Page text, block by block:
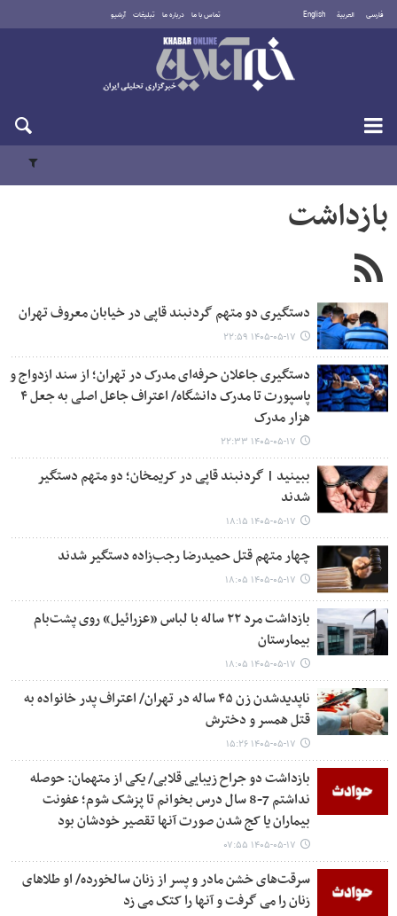
فارسی العربية English تماس با ما درباره ما تبلیغات آرشیو
یکشنبه ۱۸ مرداد ۱۴۰۵
بازداشت
دستگیری دو متهم گردنبند قاپی در خیابان معروف تهران
۱۴۰۵-۰۵-۱۷ ۲۲:۵۹
دستگیری جاعلان حرفه‌ای مدرک در تهران؛ از سند ازدواج و
پاسپورت تا مدرک دانشگاه/ اعتراف جاعل اصلی به جعل ۴
هزار مدرک
۱۴۰۵-۰۵-۱۷ ۲۲:۳۳
ببینید | گردنبند قاپی در کریمخان؛ دو متهم دستگیر
شدند
۱۴۰۵-۰۵-۱۷ ۱۸:۱۵
چهار متهم قتل حمیدرضا رجب‌زاده دستگیر شدند
۱۴۰۵-۰۵-۱۷ ۱۸:۰۵
بازداشت مرد ۲۲ ساله با لباس «عزرائیل» روی پشت‌بام
بیمارستان
۱۴۰۵-۰۵-۱۷ ۱۸:۰۵
ناپدیدشدن زن ۴۵ ساله در تهران/ اعتراف پدر خانواده به
قتل همسر و دخترش
۱۴۰۵-۰۵-۱۷ ۱۵:۲۶
بازداشت دو جراح زیبایی قلابی/ یکی از متهمان: حوصله
نداشتم 7-8 سال درس بخوانم تا پزشک شوم؛ عفونت
بیماران یا کج شدن صورت آنها تقصیر خودشان بود
۱۴۰۵-۰۵-۱۷ ۰۷:۵۵
سرقت‌های خشن مادر و پسر از زنان سالخورده/ او طلاهای
زنان را می گرفت و آنها را کتک می زد